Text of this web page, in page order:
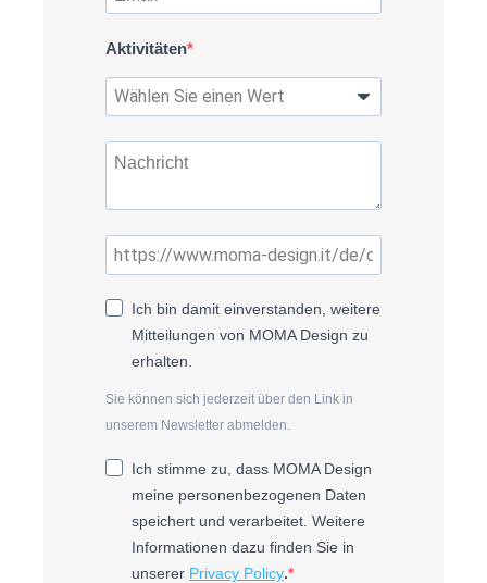
Aktivitäten
Ich bin damit einverstanden, weitere
Mitteilungen von MOMA Design zu
erhalten.
Sie können sich jederzeit über den Link in
unserem Newsletter abmelden.
Ich stimme zu, dass MOMA Design
meine personenbezogenen Daten
speichert und verarbeitet. Weitere
Informationen dazu finden Sie in
unserer Privacy Policy.